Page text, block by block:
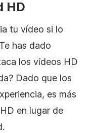
HD
tu vídeo si lo
has dado
los vídeos HD
Dado que los
es más
HD en lugar de